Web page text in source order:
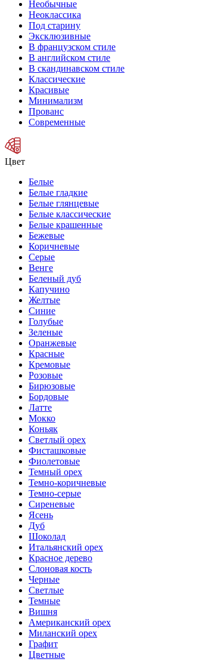
Необычные
Неоклассика
Под старину
Эксклюзивные
В французском стиле
В английском стиле
В скандинавском стиле
Классические
Красивые
Минимализм
Прованс
Современные
Цвет
Белые
Белые гладкие
Белые глянцевые
Белые классические
Белые крашенные
Бежевые
Коричневые
Серые
Венге
Беленый дуб
Капучино
Желтые
Синие
Голубые
Зеленые
Оранжевые
Красные
Кремовые
Розовые
Бирюзовые
Бордовые
Латте
Мокко
Коньяк
Светлый орех
Фисташковые
Фиолетовые
Темный орех
Темно-коричневые
Темно-серые
Сиреневые
Ясень
Дуб
Шоколад
Итальянский орех
Красное дерево
Слоновая кость
Черные
Светлые
Темные
Вишня
Американский орех
Миланский орех
Графит
Цветные